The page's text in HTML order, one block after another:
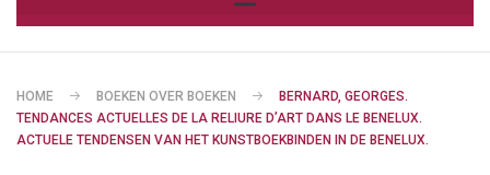
HOME BOEKEN OVER BOEKEN
BERNARD, GEORGES.
TENDANCES ACTUELLES DE LA RELIURE D’ART DANS LE BENELUX.
ACTUELE TENDENSEN VAN HET KUNSTBOEKBINDEN IN DE BENELUX.